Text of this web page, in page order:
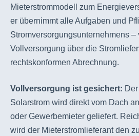
Mieterstrommodell zum
er übernimmt alle Aufgaben und
Stromversorgungsunternehmens –
Vollversorgung über die
rechtskonformen Abrechnung.
Vollversorgung ist gesichert:
Solarstrom wird direkt vom Dach
oder Gewerbemieter geliefert.
wird der Mieterstromlieferant den